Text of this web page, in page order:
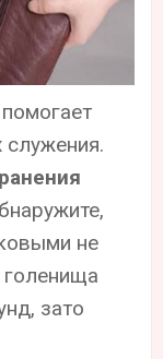
служения.
не
зато